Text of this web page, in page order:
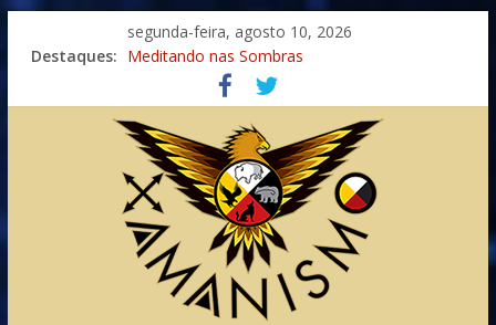
segunda-feira, agosto 10, 2026
Destaques: Meditando nas Sombras
Autosuficiência: A Jornada do Espírito Ancestral
Xamanismo Universal
Totens – Caminho Espiritual – Crescimento
Imaginação na Cura